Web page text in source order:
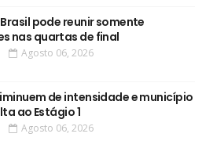
pode reunir somente
nas quartas de final
Agosto 06, 2026
de intensidade e município
ao Estágio 1
Agosto 06, 2026